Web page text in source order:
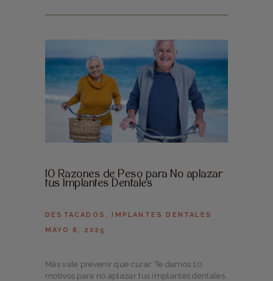
10 Razones de Peso para No aplazar
tus Implantes Dentales
DESTACADOS ,
IMPLANTES DENTALES
MAYO 8, 2025
Más vale prevenir que curar. Te damos 10
motivos para no aplazar tus implantes dentales.